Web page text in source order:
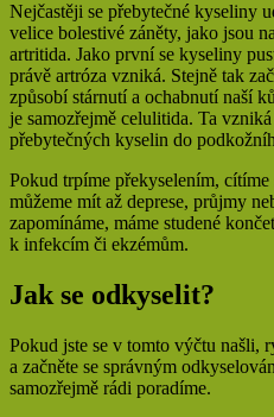
Nejčastěji se přebytečné kyseliny
velice bolestivé záněty, jako jsou
artritida. Jako první se kyseliny
právě artróza vzniká. Stejně tak
způsobí stárnutí a ochabnutí naší
je samozřejmě celulitida. Ta
přebytečných kyselin do
Pokud trpíme překyselením, cítíme
můžeme mít až deprese, průjmy
zapomínáme, máme studené
k infekcím či ekzémům.
Jak se odkyselit?
Pokud jste se v tomto výčtu našli,
a začněte se správným
samozřejmě rádi poradíme.